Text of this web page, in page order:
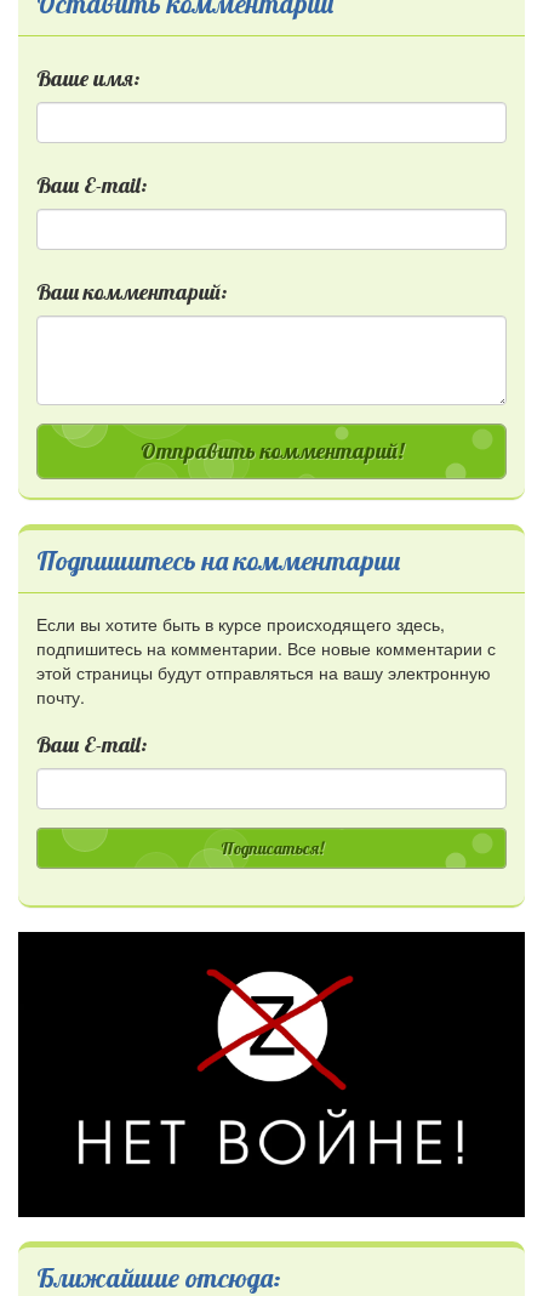
Ваше имя:
Ваш E-mail:
Ваш комментарий:
Отправить комментарий!
Подпишитесь на комментарии
Если вы хотите быть в курсе происходящего здесь,
подпишитесь на комментарии. Все новые комментарии с
этой страницы будут отправляться на вашу электронную
почту.
Ваш E-mail:
Подписаться!
Ближайшие отсюда: